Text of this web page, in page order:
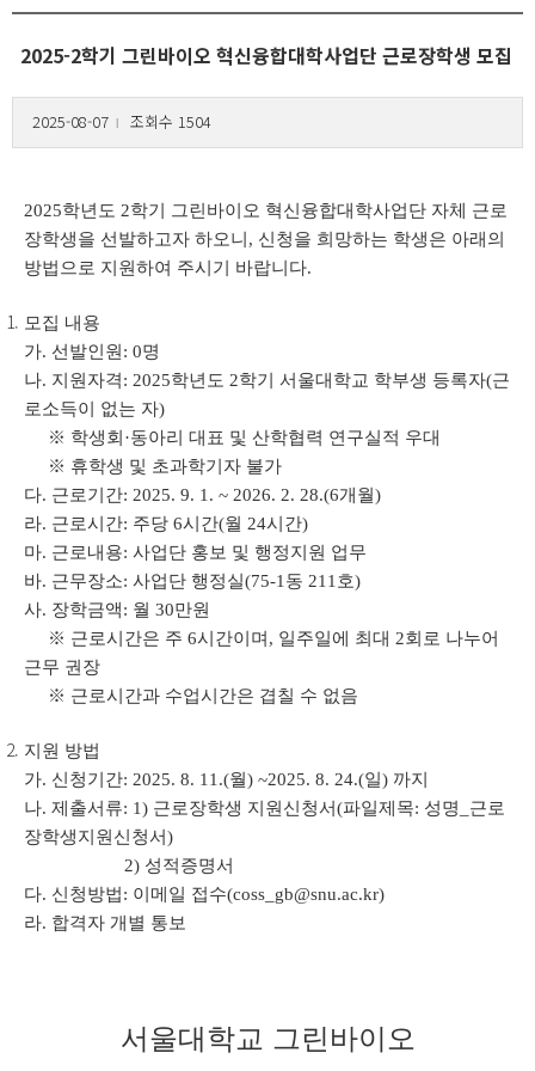
2025-2학기 그린바이오 혁신융합대학사업단 근로장학생 모집
2025-08-07 l 조회수 1504
2025학년도 2학기 그린바이오 혁신융합대학사업단 자체 근로
장학생을 선발하고자 하오니 , 신청을 희망하는 학생은 아래의
방법으로 지원하여 주시기 바랍니다.
모집 내용
가. 선발인원 : 0명
나. 지원자격: 2025학년도 2학기 서울대학교 학부생 등록자(근
로소득이 없는 자)
※ 학생회 ·동아리 대표 및 산학협력 연구실적 우대
※ 휴학생 및 초과학기자 불가
다. 근로기간: 2025. 9. 1. ~ 2026. 2. 28.(6개월)
라. 근로시간: 주당 6시간(월 24시간)
마. 근로내용: 사업단 홍보 및 행정지원 업무
바. 근무장소: 사업단 행정실(75-1 동 211 호)
사. 장학금액: 월 30만원
※ 근로시간은 주 6시간이며 , 일주일에 최대 2회로 나누어
근무 권장
※ 근로시간과 수업시간은 겹칠 수 없음
지원 방법
가. 신청기간: 2025. 8. 11.(월) ~2025. 8. 24.(일) 까지
나. 제출서류: 1) 근로장학생 지원신청서(파일제목: 성명
근로
장학생지원신청서)
2) 성적증명서
다. 신청방법: 이메일 접수(coss_gb@snu.ac.kr)
라. 합격자 개별 통보
서울대학교 그린바이오